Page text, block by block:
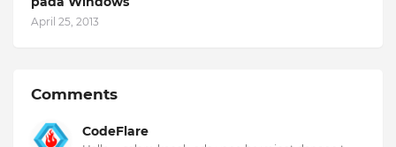
April 25, 2013
Comments
CodeFlare